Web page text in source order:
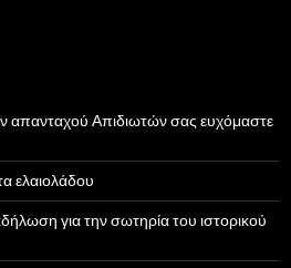
απανταχού Απιδιωτών σας ευχόμαστε
ελαιολάδου
για την σωτηρία του ιστορικού